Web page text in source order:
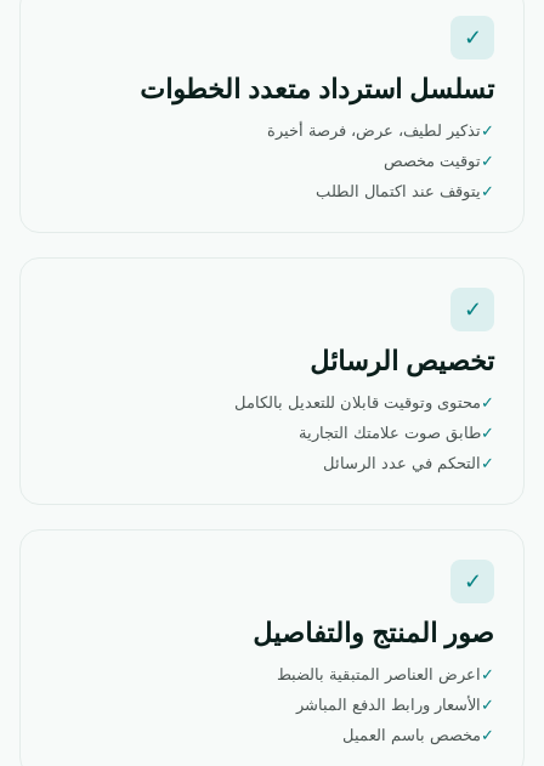
✓
تسلسل استرداد متعدد الخطوات
✓تذكير لطيف، عرض، فرصة أخيرة
✓توقيت مخصص
✓يتوقف عند اكتمال الطلب
✓
تخصيص الرسائل
✓محتوى وتوقيت قابلان للتعديل بالكامل
✓طابق صوت علامتك التجارية
✓التحكم في عدد الرسائل
✓
صور المنتج والتفاصيل
✓اعرض العناصر المتبقية بالضبط
✓الأسعار ورابط الدفع المباشر
✓مخصص باسم العميل